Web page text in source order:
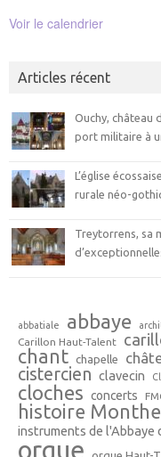
Voir le calendrier
Articles récent
Ouchy, château
port militaire à
L’église
rurale néo-
Treytorrens, sa
abbatiale abbaye
Carillon Haut-Talent
chant chapelle
cistercien clavecin
cloches concerts
histoire
instruments de l'Abbaye
orgue